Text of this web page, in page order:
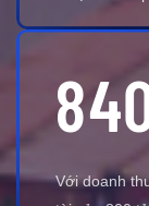
84
Với doanh